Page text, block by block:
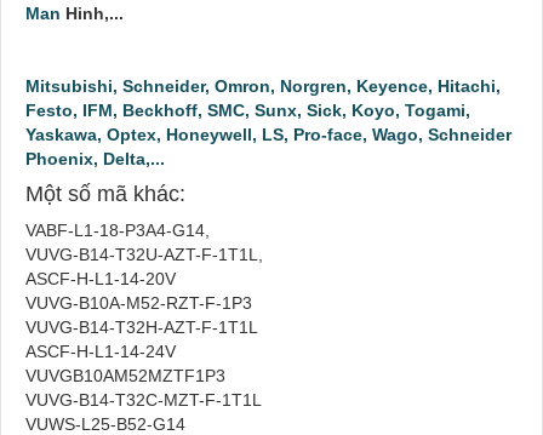
Man Hinh,...
Mitsubishi, Schneider, Omron, Norgren, Keyence, Hitachi,
Festo, IFM, Beckhoff, SMC, Sunx, Sick, Koyo, Togami,
Yaskawa, Optex, Honeywell, LS, Pro-face, Wago, Schneider
Phoenix, Delta,...
Một số mã khác:
VABF-L1-18-P3A4-G14,
VUVG-B14-T32U-AZT-F-1T1L,
ASCF-H-L1-14-20V
VUVG-B10A-M52-RZT-F-1P3
VUVG-B14-T32H-AZT-F-1T1L
ASCF-H-L1-14-24V
VUVGB10AM52MZTF1P3
VUVG-B14-T32C-MZT-F-1T1L
VUWS-L25-B52-G14